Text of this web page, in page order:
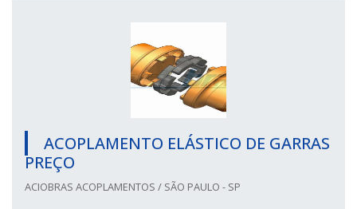
ACOPLAMENTO ELÁSTICO DE GARRAS
PREÇO
ACIOBRAS ACOPLAMENTOS / SÃO PAULO - SP